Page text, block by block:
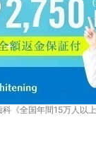
《全国年間15万人以上